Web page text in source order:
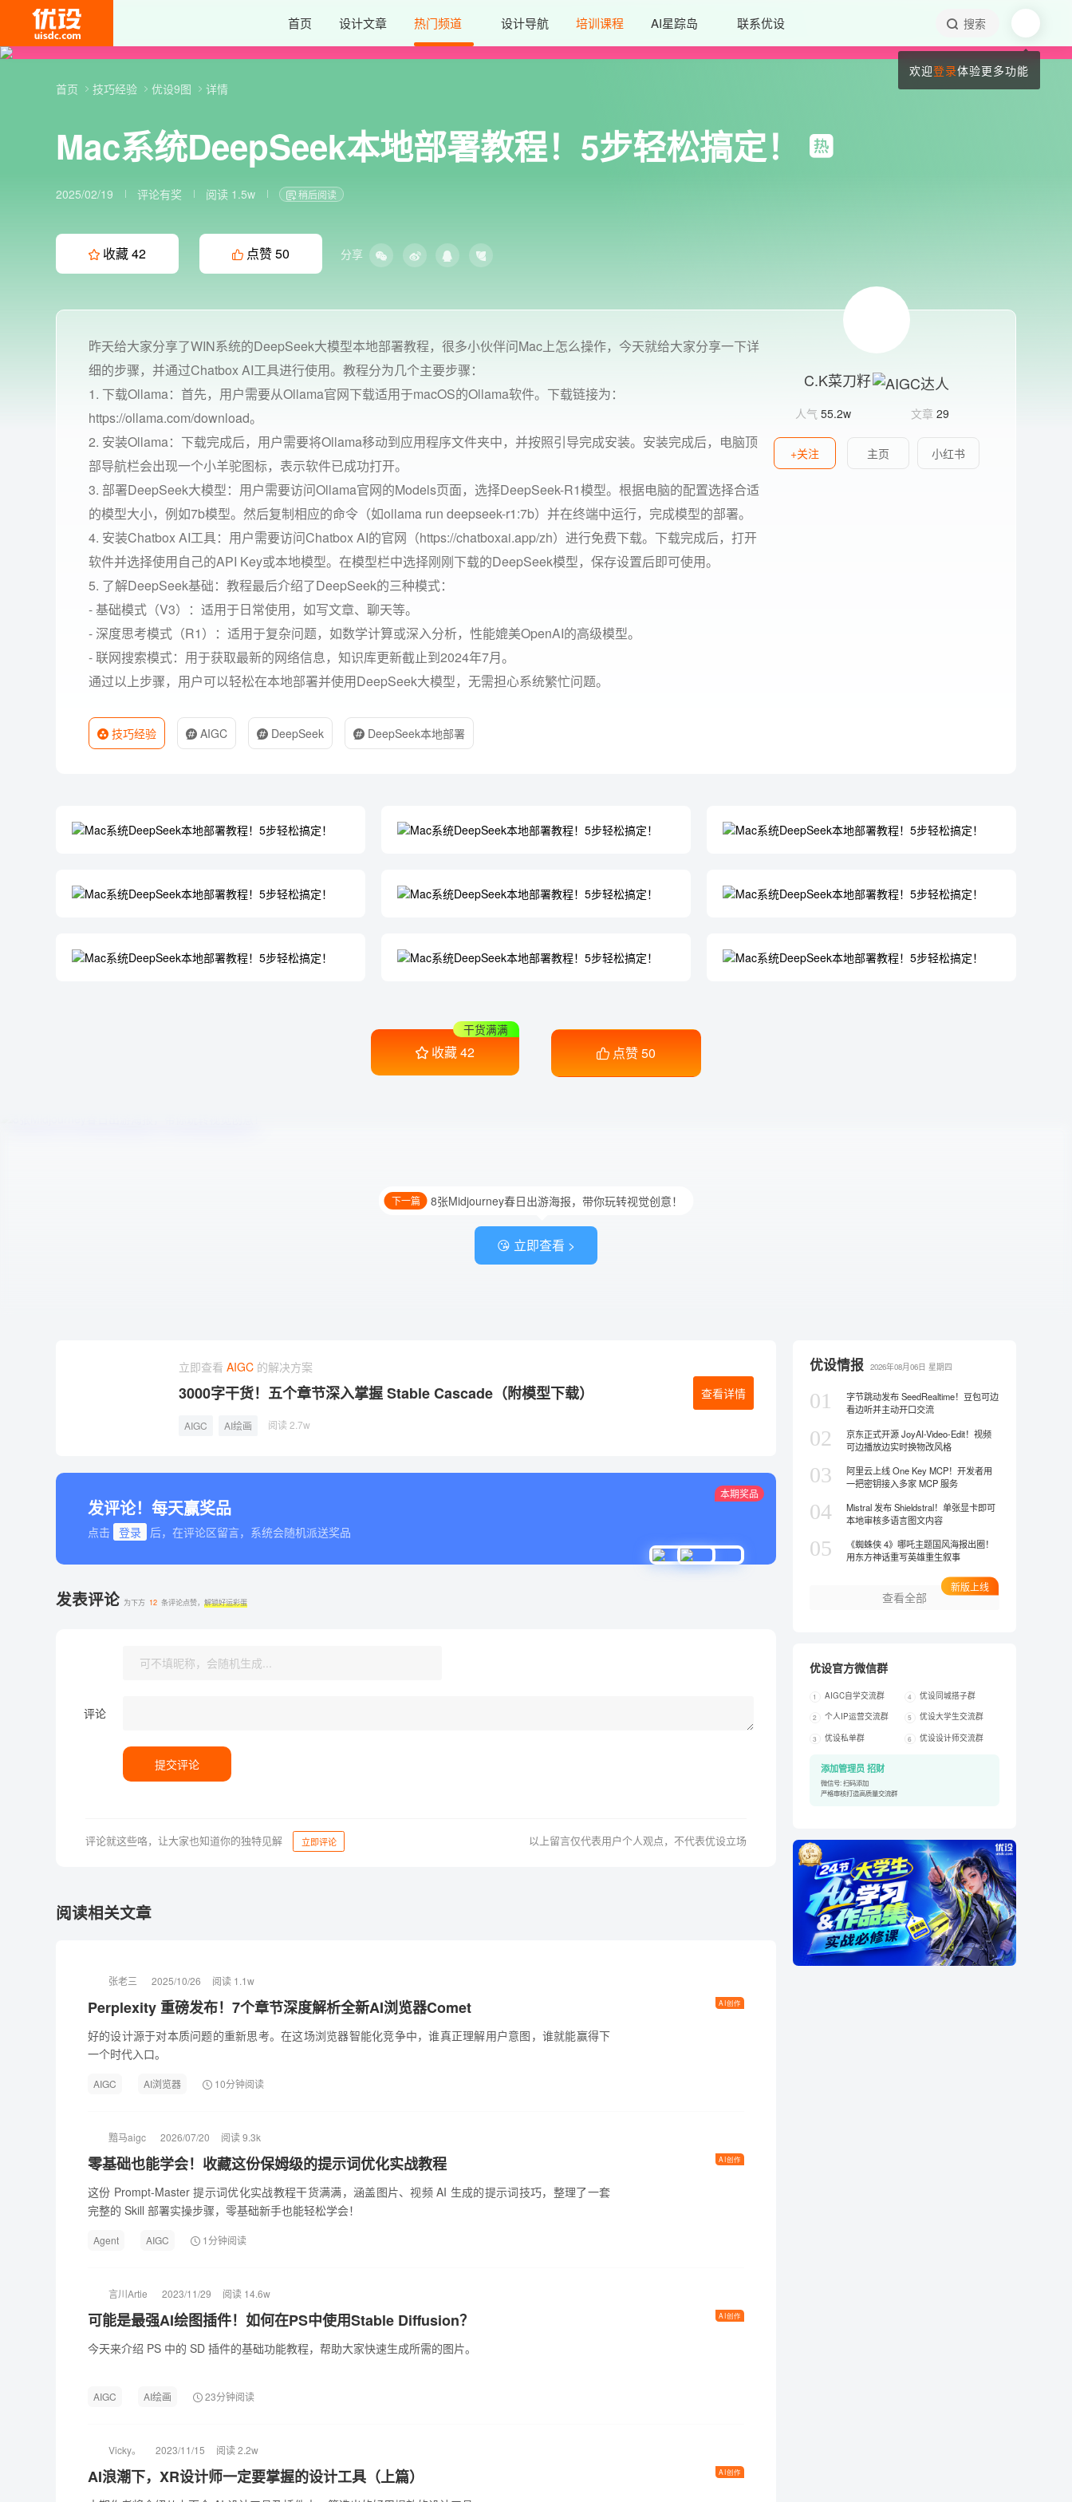
首页 设计文章 热门频道 设计导航 培训课程 AI星踪岛 联系优设 搜索
首页 技巧经验 优设9图 详情
Mac系统DeepSeek本地部署教程！5步轻松搞定！
2025/02/19 评论有奖 阅读 1.5w 稍后阅读
收藏42 点赞50 分享
昨天给大家分享了WIN系统的DeepSeek大模型本地部署教程，很多小伙伴问Mac上怎么操作，今天就给大家分享一下详
细的步骤，并通过Chatbox AI工具进行使用。教程分为几个主要步骤：
1. 下载Ollama：首先，用户需要从Ollama官网下载适用于macOS的Ollama软件。下载链接为：
https://ollama.com/download。
2. 安装Ollama：下载完成后，用户需要将Ollama移动到应用程序文件夹中，并按照引导完成安装。安装完成后，电脑顶
部导航栏会出现一个小羊驼图标，表示软件已成功打开。
3. 部署DeepSeek大模型：用户需要访问Ollama官网的Models页面，选择DeepSeek-R1模型。根据电脑的配置选择合适
的模型大小，例如7b模型。然后复制相应的命令（如ollama run deepseek-r1:7b）并在终端中运行，完成模型的部署。
4. 安装Chatbox AI工具：用户需要访问Chatbox AI的官网（https://chatboxai.app/zh）进行免费下载。下载完成后，打开
软件并选择使用自己的API Key或本地模型。在模型栏中选择刚刚下载的DeepSeek模型，保存设置后即可使用。
5. 了解DeepSeek基础：教程最后介绍了DeepSeek的三种模式：
- 基础模式（V3）：适用于日常使用，如写文章、聊天等。
- 深度思考模式（R1）：适用于复杂问题，如数学计算或深入分析，性能媲美OpenAI的高级模型。
- 联网搜索模式：用于获取最新的网络信息，知识库更新截止到2024年7月。
通过以上步骤，用户可以轻松在本地部署并使用DeepSeek大模型，无需担心系统繁忙问题。
技巧经验 AIGC DeepSeek DeepSeek本地部署
C.K菜刀籽
人气 55.2w 文章 29
+关注 主页 小红书
收藏42
干货满满
点赞50
😘 立即查看 >
下一篇 8张Midjourney春日出游海报，带你玩转视觉创意！
优设情报 2026年08月06日 星期四
01
字节跳动发布 SeedRealtime！豆包可边
看边听并主动开口交流
02
京东正式开源 JoyAI-Video-Edit！视频
可边播放边实时换物改风格
03
阿里云上线 One Key MCP！开发者用
一把密钥接入多家 MCP 服务
04
Mistral 发布 Shieldstral！单张显卡即可
本地审核多语言图文内容
05
《蜘蛛侠 4》哪吒主题国风海报出圈！
用东方神话重写英雄重生叙事
查看全部
新版上线
优设官方微信群
1 AIGC自学交流群
2 个人IP运营交流群
3 优设私单群
4 优设同城搭子群
5 优设大学生交流群
6 优设设计师交流群
添加管理员 招财
微信号: 扫码添加
严格审核打造高质量交流群
立即查看 AIGC 的解决方案
3000字干货！五个章节深入掌握 Stable Cascade（附模型下载）
AIGC AI绘画 阅读 2.7w
查看详情
发评论！每天赢奖品
点击 登录 后，在评论区留言，系统会随机派送奖品
本期奖品
发表评论 为下方 12 条评论点赞， 解锁好运彩蛋
评论
提交评论
以上留言仅代表用户个人观点，不代表优设立场
评论就这些咯，让大家也知道你的独特见解 立即评论
阅读相关文章
张老三 2025/10/26 阅读 1.1w
AI创作
Perplexity 重磅发布！7个章节深度解析全新AI浏览器Comet
好的设计源于对本质问题的重新思考。在这场浏览器智能化竞争中，谁真正理解用户意图，谁就能赢得下
一个时代入口。
AIGC AI浏览器 10分钟阅读
黯马aigc 2026/07/20 阅读 9.3k
AI创作
零基础也能学会！收藏这份保姆级的提示词优化实战教程
这份 Prompt-Master 提示词优化实战教程干货满满，涵盖图片、视频 AI 生成的提示词技巧，整理了一套
完整的 Skill 部署实操步骤，零基础新手也能轻松学会！
Agent AIGC 1分钟阅读
言川Artie 2023/11/29 阅读 14.6w
AI创作
可能是最强AI绘图插件！如何在PS中使用Stable Diffusion？
今天来介绍 PS 中的 SD 插件的基础功能教程，帮助大家快速生成所需的图片。
AIGC AI绘画 23分钟阅读
Vicky。 2023/11/15 阅读 2.2w
AI创作
AI浪潮下，XR设计师一定要掌握的设计工具（上篇）
欢迎登录体验更多功能